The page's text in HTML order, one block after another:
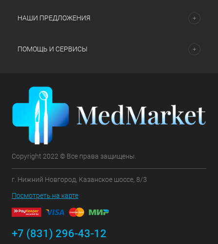
НАШИ ПРЕДЛОЖЕНИЯ
ПОМОЩЬ И СЕРВИСЫ
Copyright 2022 © Все права защищены.
г. Нижний Новгород, Казанское шоссе, 8/3
Посмотреть на карте
+7 (831) 296-43-12